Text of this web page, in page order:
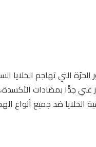
التي تهاجم الخلايا
ضد جميع أنواع